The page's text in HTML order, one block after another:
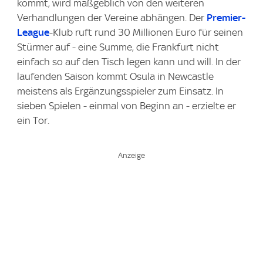
kommt, wird maßgeblich von den weiteren
Verhandlungen der Vereine abhängen. Der Premier-
League-Klub ruft rund 30 Millionen Euro für seinen
Stürmer auf - eine Summe, die Frankfurt nicht
einfach so auf den Tisch legen kann und will. In der
laufenden Saison kommt Osula in Newcastle
meistens als Ergänzungsspieler zum Einsatz. In
sieben Spielen - einmal von Beginn an - erzielte er
ein Tor.